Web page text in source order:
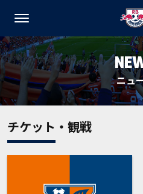
ニュ
チケット・観戦